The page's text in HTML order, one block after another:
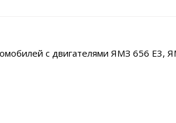
с двигателями ЯМЗ 656 Е3,